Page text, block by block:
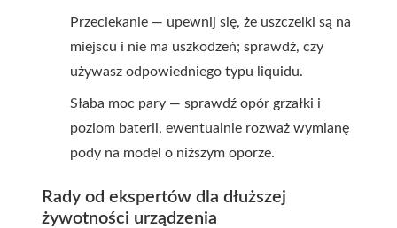
Przeciekanie — upewnij się, że uszczelki są na
miejscu i nie ma uszkodzeń; sprawdź, czy
używasz odpowiedniego typu liquidu.
Słaba moc pary — sprawdź opór grzałki i
poziom baterii, ewentualnie rozważ wymianę
pody na model o niższym oporze.
Rady od ekspertów dla dłuższej
żywotności urządzenia